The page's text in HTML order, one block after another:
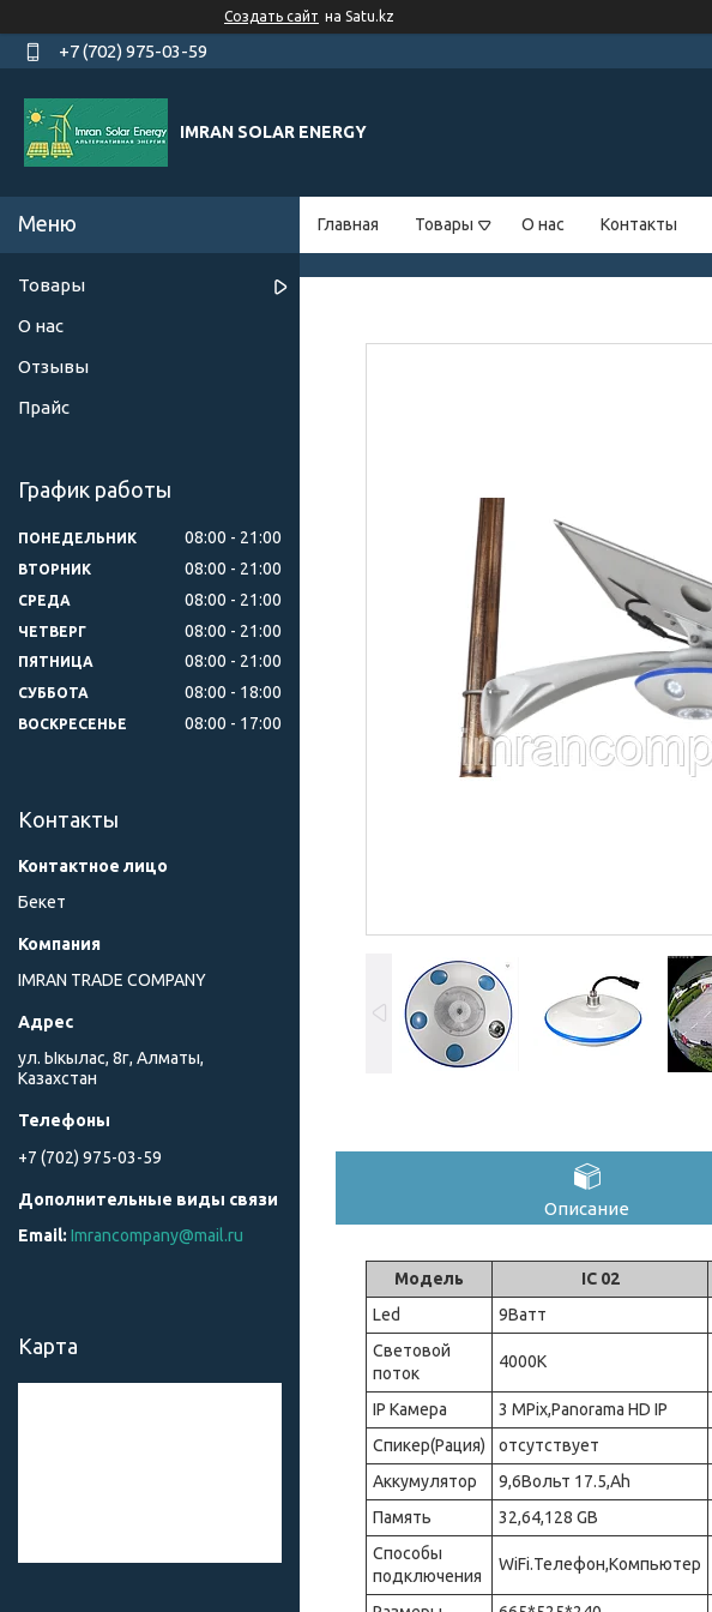
Создать сайт на Satu.kz
+7 (702) 975-03-59
IMRAN SOLAR ENERGY
Главная Товары О нас Контакты
Описание
Модель IC 02
Led
9Ватт
Световой
поток
4000К
IP Камера 3 MPix,Panorama HD IP
Спикер(Рация)
отсутствует
Аккумулятор
9,6Вольт 17.5,Ah
Память
32,64,128 GB
Способы
подключения
WiFi.Телефон,Компьютер
Товары
О нас
Отзывы
Прайс
График работы
ПОНЕДЕЛЬНИК 08:00 21:00
ВТОРНИК 08:00 21:00
СРЕДА 08:00 21:00
ЧЕТВЕРГ 08:00 21:00
ПЯТНИЦА 08:00 21:00
СУББОТА 08:00 18:00
ВОСКРЕСЕНЬЕ 08:00 17:00
Контакты
Бекет
IMRAN TRADE COMPANY
ул. Ыкылас, 8г, Алматы,
Казахстан
+7 (702) 975-03-59
Imrancompany@mail.ru
Карта